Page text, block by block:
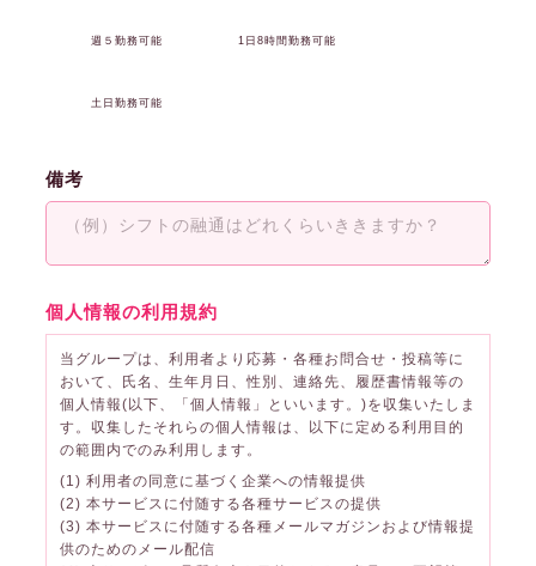
週５勤務可能 1日8時間勤務可能
土日勤務可能
備考
個人情報の利用規約
当グループは、利用者より応募・各種お問合せ・投稿等に
おいて、氏名、生年月日、性別、連絡先、履歴書情報等の
個人情報(以下、「個人情報」といいます。)を収集いたしま
す。収集したそれらの個人情報は、以下に定める利用目的
の範囲内でのみ利用します。
(1) 利用者の同意に基づく企業への情報提供
(2) 本サービスに付随する各種サービスの提供
(3) 本サービスに付随する各種メールマガジンおよび情報提
供のためのメール配信